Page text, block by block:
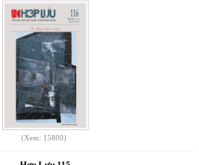
(Xem: 15800)